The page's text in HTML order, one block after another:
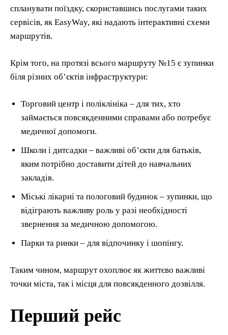
спланувати поїздку, скориставшись послугами таких
сервісів, як EasyWay, які надають інтерактивні схеми
маршрутів.
Крім того, на протязі всього маршруту №15 є зупинки
біля різних об’єктів інфраструктури:
Торговий центр і поліклініка – для тих, хто
займається повсякденними справами або потребує
медичної допомоги.
Школи і дитсадки – важливі об’єкти для батьків,
яким потрібно доставити дітей до навчальних
закладів.
Міські лікарні та пологовий будинок – зупинки, що
відіграють важливу роль у разі необхідності
звернення за медичною допомогою.
Парки та ринки – для відпочинку і шопінгу.
Таким чином, маршрут охоплює як життєво важливі
точки міста, так і місця для повсякденного дозвілля.
Перший рейс